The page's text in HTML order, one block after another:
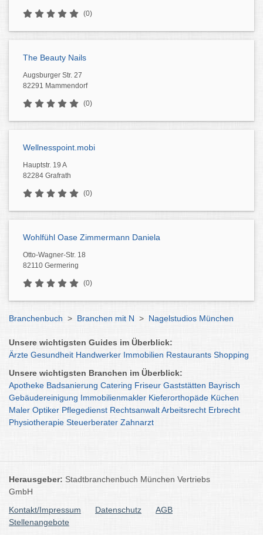
(0)
The Beauty Nails
Augsburger Str. 27
82291 Mammendorf
(0)
Wellnesspoint.mobi
Hauptstr. 19 A
82284 Grafrath
(0)
Wohlfühl Oase Zimmermann Daniela
Otto-Wagner-Str. 18
82110 Germering
(0)
Branchenbuch > Branchen mit N > Nagelstudios München
Unsere wichtigsten Guides im Überblick:
Ärzte Gesundheit Handwerker Immobilien Restaurants Shopping
Unsere wichtigsten Branchen im Überblick:
Apotheke Badsanierung Catering Friseur Gaststätten Bayrisch
Gebäudereinigung Immobilienmakler Kieferorthopäde Küchen
Maler Optiker Pflegedienst RechtsanwaltArbeitsrecht Erbrecht
Physiotherapie Steuerberater Zahnarzt
Herausgeber: Stadtbranchenbuch München Vertriebs
GmbH
Kontakt/Impressum
Datenschutz
AGB
Stellenangebote